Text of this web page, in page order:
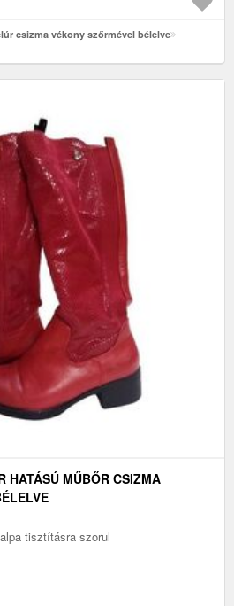
csizma vékony szőrmével bélelve
HATÁSÚ MŰBŐR CSIZMA
tisztításra szorul